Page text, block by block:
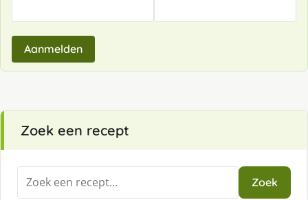
Aanmelden
Zoek een recept
Zoeken
naar:
Zoek